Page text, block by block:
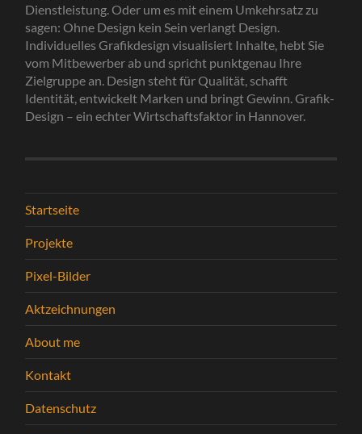
Dienstleistung. Oder um es mit einem Umkehrsatz zu
sagen: Ohne Design kein Sein verlangt Design.
Individuelles Grafikdesign visualisiert Inhalte, hebt Sie
vom Mitbewerber ab und spricht punktgenau Ihre
Zielgruppe an. Design steht für Qualität, schafft
Identität, entwickelt Marken und bringt Gewinn. Grafik-
Design – ein echter Wirtschaftsfaktor in Hannover.
Startseite
Projekte
Pixel-Bilder
Aktzeichnungen
About me
Kontakt
Datenschutz